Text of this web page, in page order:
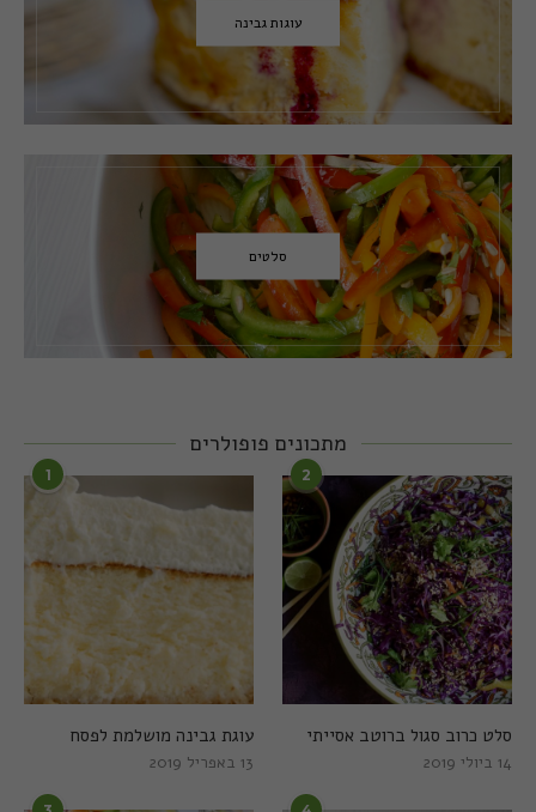
עוגות גבינה
סלטים
מתכונים פופולרים
1
עוגת גבינה מושלמת לפסח
13 באפריל 2019
2
סלט כרוב סגול ברוטב אסייתי
14 ביולי 2019